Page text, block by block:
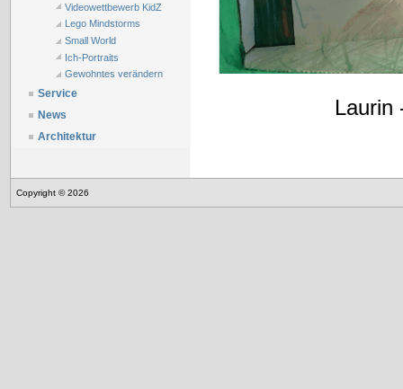
Videowettbewerb KidZ
Lego Mindstorms
Small World
Ich-Portraits
Gewohntes verändern
Service
News
Architektur
Laurin
Copyright © 2026